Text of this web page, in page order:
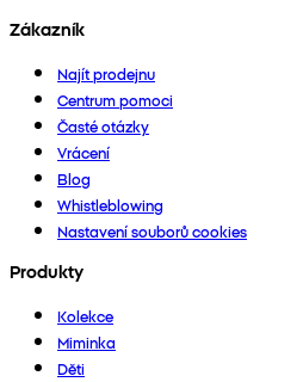
Zákazník
Najít prodejnu
Centrum pomoci
Časté otázky
Vrácení
Blog
Whistleblowing
Nastavení souborů cookies
Produkty
Kolekce
Miminka
Děti